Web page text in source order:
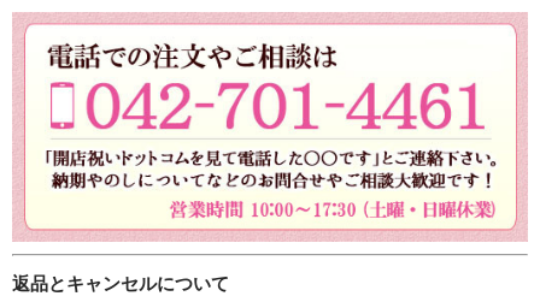
返品とキャンセルについて